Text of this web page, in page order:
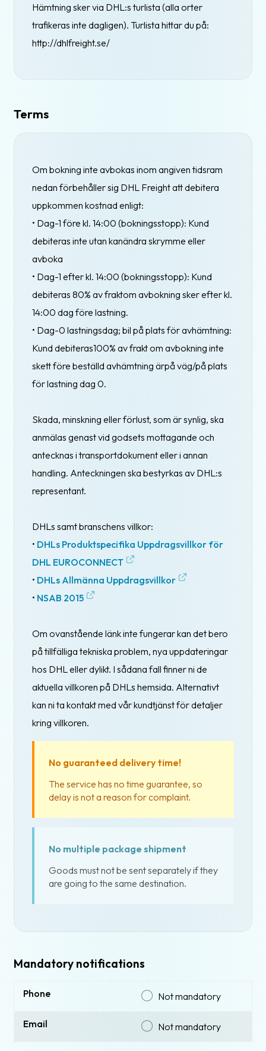
Hämtning sker via DHL:s turlista (alla orter
trafikeras inte dagligen). Turlista hittar du på:
http://dhlfreight.se/
Terms
Om bokning inte avbokas inom angiven tidsram
nedan förbehåller sig DHL Freight att debitera
uppkommen kostnad enligt:
• Dag-1 före kl. 14:00 (bokningsstopp): Kund
debiteras inte utan kanändra skrymme eller
avboka
• Dag-1 efter kl. 14:00 (bokningsstopp): Kund
debiteras 80% av fraktom avbokning sker efter kl.
14:00 dag före lastning.
• Dag-0 lastningsdag; bil på plats för avhämtning:
Kund debiteras100% av frakt om avbokning inte
skett före beställd avhämtning ärpå väg/på plats
för lastning dag 0.
Skada, minskning eller förlust, som är synlig, ska
anmälas genast vid godsets mottagande och
antecknas i transportdokument eller i annan
handling. Anteckningen ska bestyrkas av DHL:s
representant.
DHLs samt branschens villkor:
• DHLs Produktspecifika Uppdragsvillkor för
DHL EUROCONNECT
• DHLs Allmänna Uppdragsvillkor
• NSAB 2015
Om ovanstående länk inte fungerar kan det bero
på tillfälliga tekniska problem, nya uppdateringar
hos DHL eller dylikt. I sådana fall finner ni de
aktuella villkoren på DHLs hemsida. Alternativt
kan ni ta kontakt med vår kundtjänst för detaljer
kring villkoren.
No guaranteed delivery time!
The service has no time guarantee, so
delay is not a reason for complaint.
No multiple package shipment
Goods must not be sent separately if they
are going to the same destination.
Mandatory notifications
Phone Not mandatory
Email Not mandatory